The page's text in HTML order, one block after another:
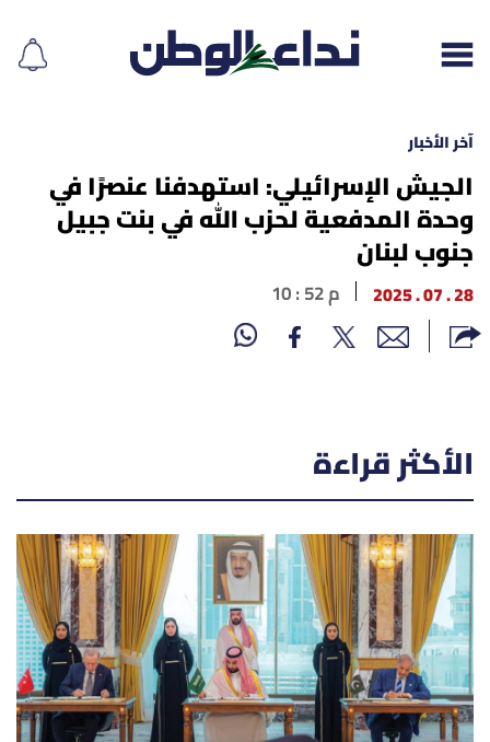
إقرأ الجريدة
لبنان
الغلاف
محليات
أسرار
متفرقات
نداء القرّاء
خاص الموقع
آخر الأخبار
الجيش الإسرائيلي: استهدفنا عنصرًا في
وحدة المدفعية لحزب الله في بنت جبيل
جنوب لبنان
28 . 07 . 2025 10 : 52 م
الأكثر قراءة